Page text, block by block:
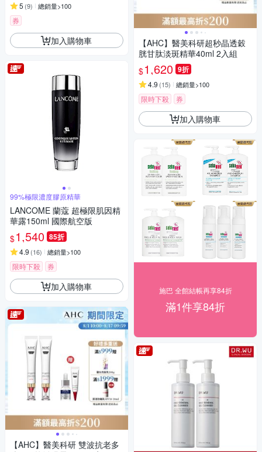
5 (9) 總銷量>100
券
加入購物車
99%極限濃度膠原精華
LANCOME 蘭蔻 超極限肌因精
華露150ml 國際航空版
$1,540 85折
4.9 (16) 總銷量>100
限時下殺 券
加入購物車
【AHC】醫美科研 雙波抗老多
【AHC】醫美科研超秒晶透穀
胱甘肽淡斑精華40ml 2入組
$1,620 9折
4.9 (15) 總銷量>100
限時下殺 券
加入購物車
施巴 全館結帳再享84折
滿1件享84折